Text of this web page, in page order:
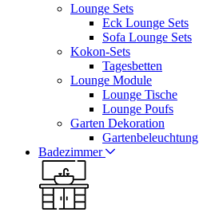
Lounge Sets
Eck Lounge Sets
Sofa Lounge Sets
Kokon-Sets
Tagesbetten
Lounge Module
Lounge Tische
Lounge Poufs
Garten Dekoration
Gartenbeleuchtung
Badezimmer